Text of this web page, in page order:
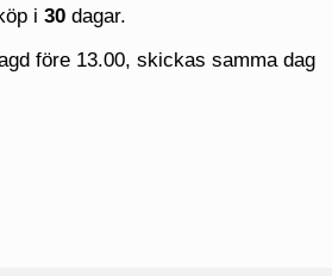
i30 dagar.
före 13.00, skickas samma dag